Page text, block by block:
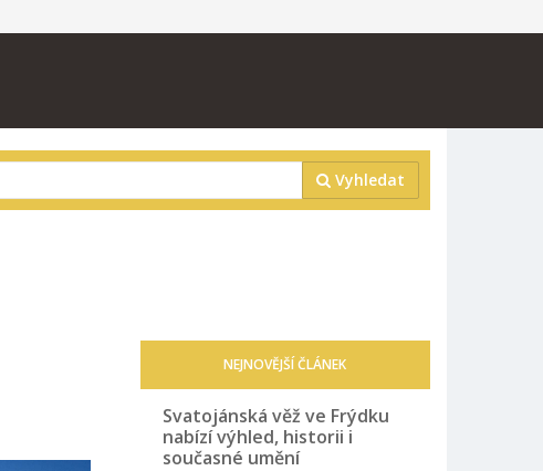
Vyhledat
NEJNOVĚJŠÍ ČLÁNEK
Svatojánská věž ve Frýdku
nabízí výhled, historii i
současné umění